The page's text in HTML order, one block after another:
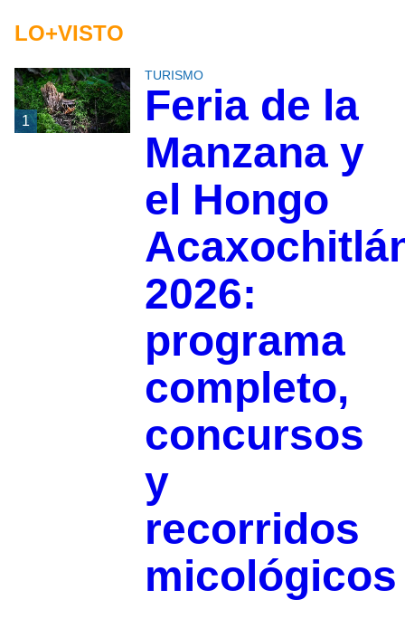
LO+VISTO
1
TURISMO
Feria de la
Manzana y
el Hongo
2026:
programa
completo,
concursos
y
recorridos
micológicos